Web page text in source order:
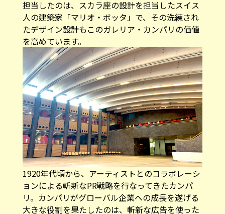
担当したのは、スカラ座の設計を担当したスイス
人の建築家「マリオ・ボッタ」で、その洗練され
たデザイン設計もこのガレリア・カンパリの価値
を高めています。
1920年代頃から、アーティストとのコラボレーシ
ョンによる斬新なPR戦略を行なってきたカンパ
リ。カンパリがグローバル企業への成長を遂げる
大きな役割を果たしたのは、斬新な広告を使った